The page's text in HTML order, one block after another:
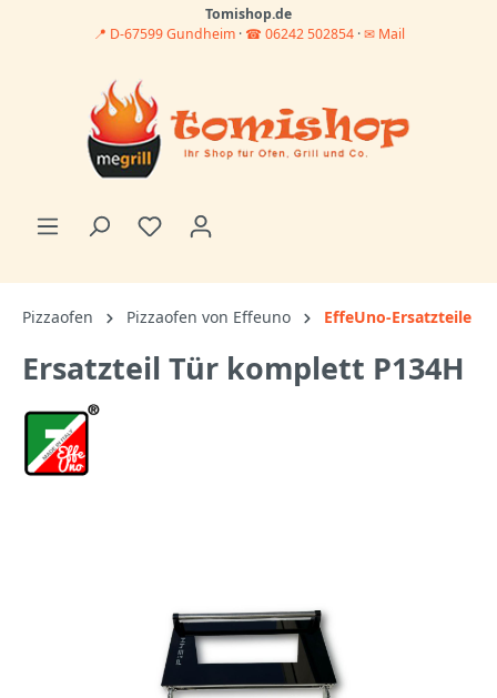
Tomishop.de
📍 D-67599 Gundheim · ☎ 06242 502854·✉ Mail
Pizzaofen Pizzaofen von Effeuno EffeUno-Ersatzteile
Ersatzteil Tür komplett P134H